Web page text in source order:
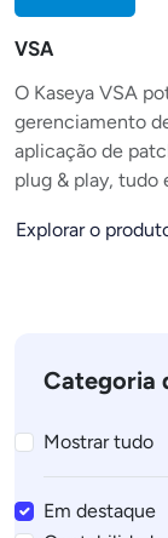
VSA
O Kaseya VSA
gerenciamento
aplicação de
plug & play, tudo
Explorar o
Categoria
Mostrar tudo
Em destaque